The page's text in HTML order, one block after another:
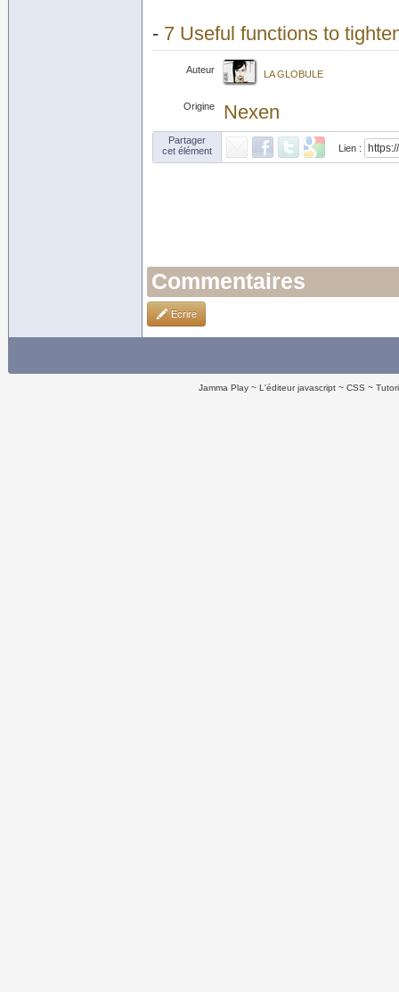
- 7 Useful functions to
Auteur LA GLOBULE
Origine Nexen
Partager
cet élément
Lien :
Commentaires
Ecrire
Jamma Play L'éditeur javascript CSS